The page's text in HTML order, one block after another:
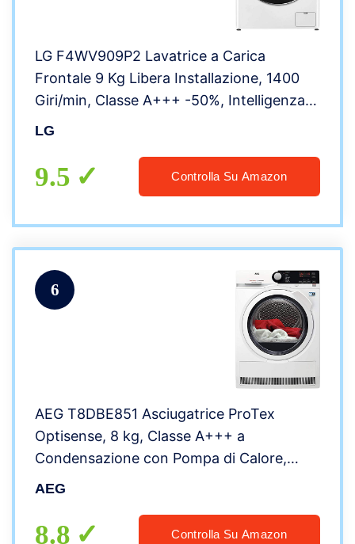
LG F4WV909P2 Lavatrice a Carica
Frontale 9 Kg Libera Installazione, 1400
Giri/min, Classe A+++ -50%, Intelligenza
Artificiale, Funzione Vapore, Oblò in Vetro
LG
9.5 Controlla Su Amazon
6
AEG T8DBE851 Asciugatrice ProTex
Optisense, 8 kg, Classe A+++ a
Condensazione con Pompa di Calore,
Bianco
AEG
8.8 Controlla Su Amazon